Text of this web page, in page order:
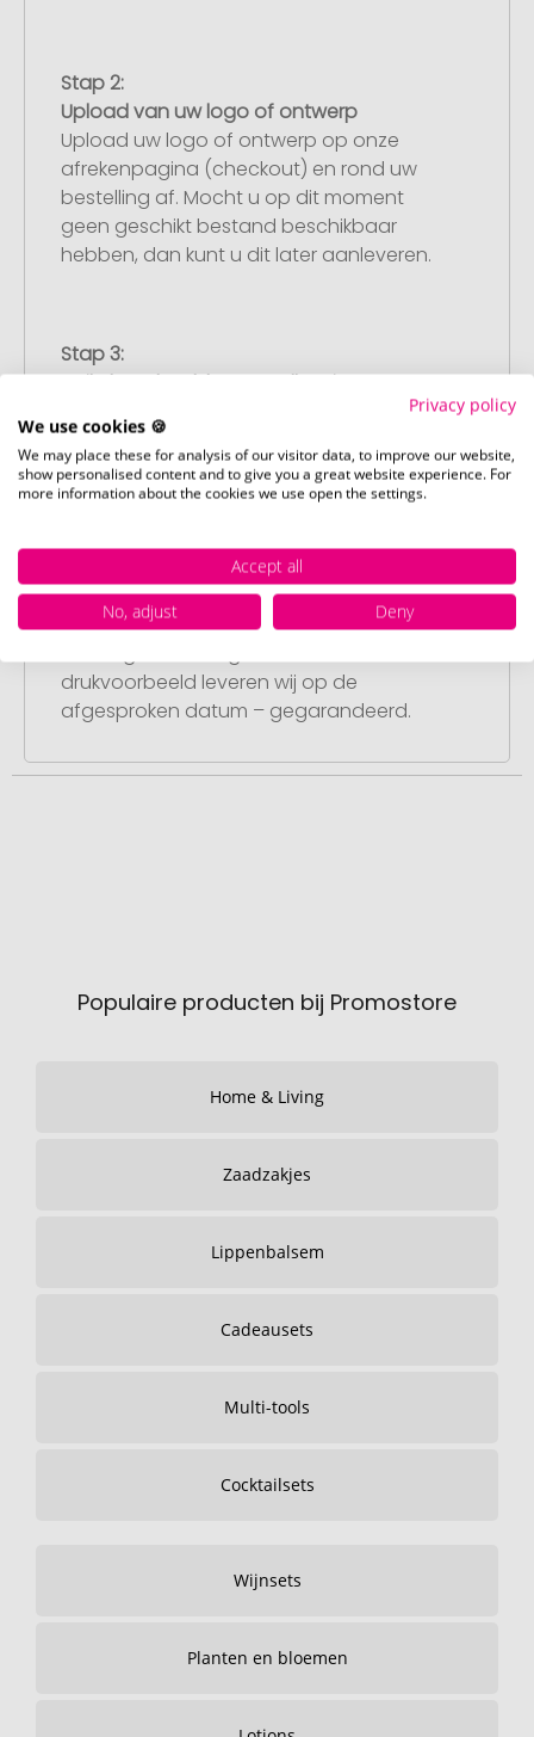
Stap 2:
Upload van uw logo of ontwerp
Upload uw logo of ontwerp op onze
afrekenpagina (checkout) en rond uw
bestelling af. Mocht u op dit moment
geen geschikt bestand beschikbaar
hebben, dan kunt u dit later aanleveren.
Stap 3:
Artikelvoorbeeld en goedkeuring
drukvoorbeeld met uw ontwerp. Zodra u
dit heeft goedgekeurd, starten wij direct
met de productie.
Stap 4:
Punctuele en snelle levering
drukvoorbeeld leveren wij op de
afgesproken datum – gegarandeerd.
Populaire producten bij Promostore
Home & Living
Zaadzakjes
Lippenbalsem
Cadeausets
Multi-tools
Cocktailsets
Wijnsets
Planten en bloemen
Privacy policy
We use cookies 🍪
We may place these for analysis of our visitor data, to improve our website,
show personalised content and to give you a great website experience. For
more information about the cookies we use open the settings.
Accept all
No, adjust
Deny